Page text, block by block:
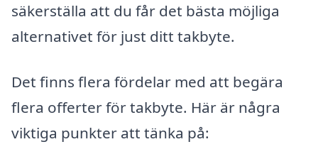
säkerställa att du får det bästa möjliga
alternativet för just ditt takbyte.
Det finns flera fördelar med att begära
flera offerter för takbyte. Här är några
viktiga punkter att tänka på: